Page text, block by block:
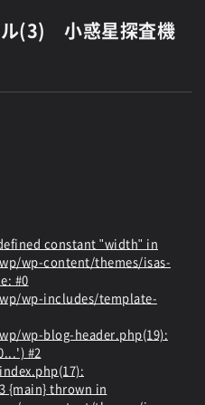
ル(3) 小惑星探査機
constant "width" in
wp-content/themes/isas-
#0
wp-includes/template-
wp-blog-header.php(19):
#2
{main} thrown in